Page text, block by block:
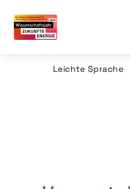
Leichte Sprache